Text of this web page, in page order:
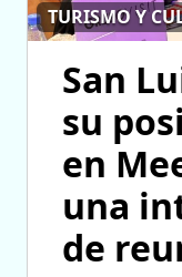
TURISMO Y
San
su
en
una
de